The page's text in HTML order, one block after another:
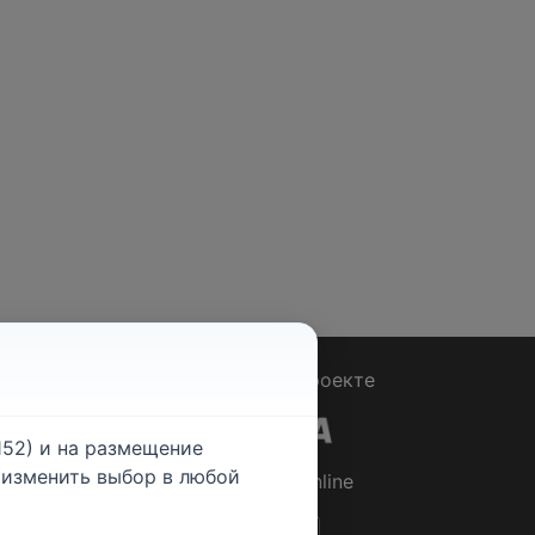
О проекте
© 2026Rabotniki.online
и на размещение
выбор в любой